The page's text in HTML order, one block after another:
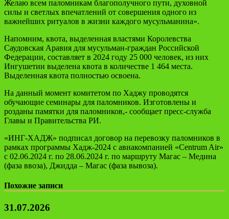
Желаю всем паломникам благополучного пути, духовной
силы и светлых впечатлений от совершения одного из
важнейших ритуалов в жизни каждого мусульманина».
Напомним, квота, выделенная властями Королевства
Саудовская Аравия для мусульман-граждан Российской
Федерации, составляет в 2024 году 25 000 человек, из них
Ингушетии выделена квота в количестве 1 464 места.
Выделенная квота полностью освоена.
На данный момент комитетом по Хаджу проводятся
обучающие семинары для паломников. Изготовлены и
розданы памятки для паломников,- сообщает пресс-служба
Главы и Правительства РИ.
«ИНГ-ХАДЖ» подписал договор на перевозку паломников в
рамках программы Хадж-2024 с авиакомпанией «Centrum Air»
с 02.06.2024 г. по 28.06.2024 г. по маршруту Магас – Медина
(фаза ввоза), Джидда – Магас (фаза вывоза).
Похожие записи
31.07.2026